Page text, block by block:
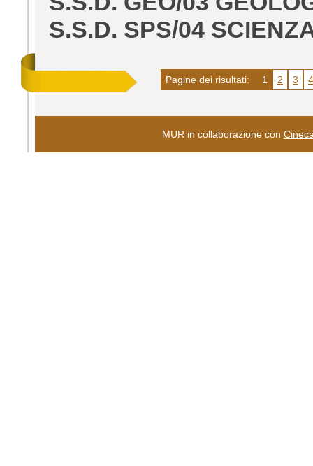
S.S.D. SPS/04
Pagine dei risultati: 1 2 3 4
MUR in collaborazione con